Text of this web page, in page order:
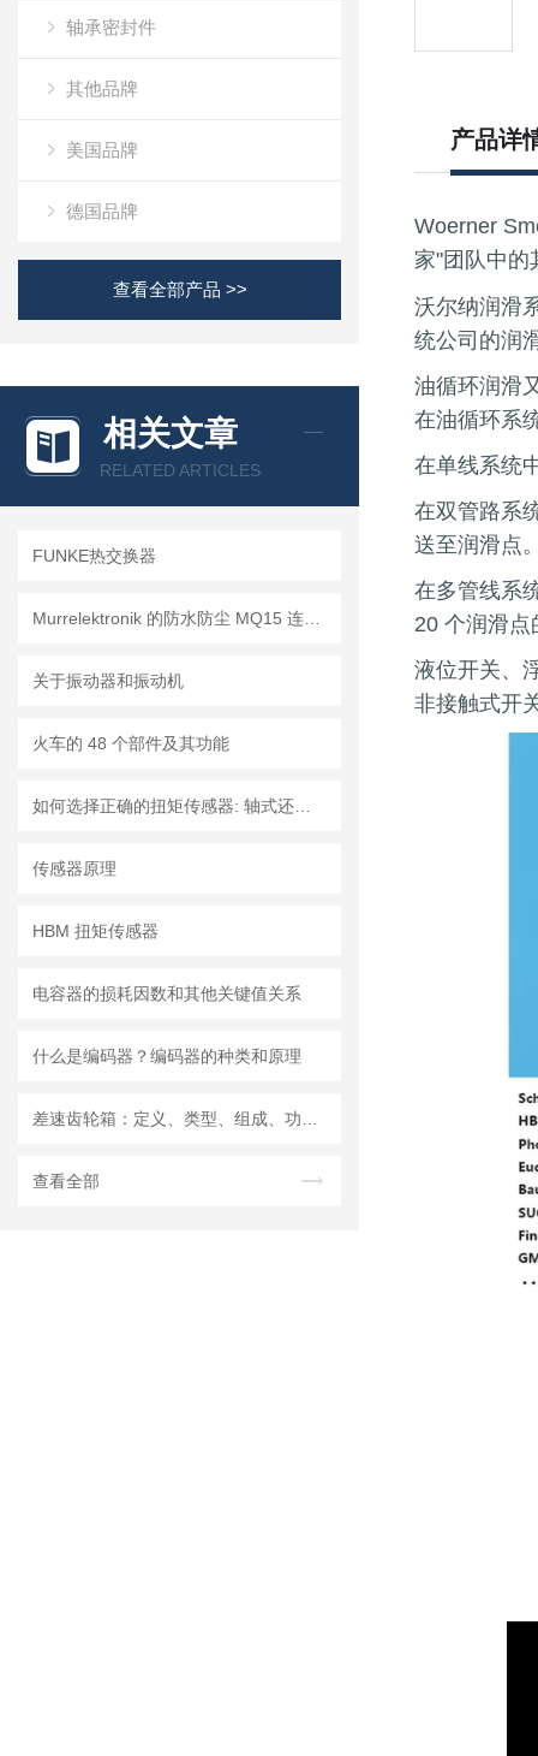
轴承密封件
其他品牌
美国品牌
德国品牌
查看全部产品 >>
相关文章
RELATED ARTICLES
FUNKE热交换器
关于振动器和振动机
火车的 48 个部件及其功能
传感器原理
HBM 扭矩传感器
电容器的损耗因数和其他关键值关系
什么是编码器？编码器的种类和原理
查看全部
产品详
Woerner
家"团队中的
沃尔纳润滑
统公司的润
油循环润滑
在油循环系
在单线系统
在双管路系
送至润滑点
在多管线系
20 个润滑
液位开关、
非接触式开